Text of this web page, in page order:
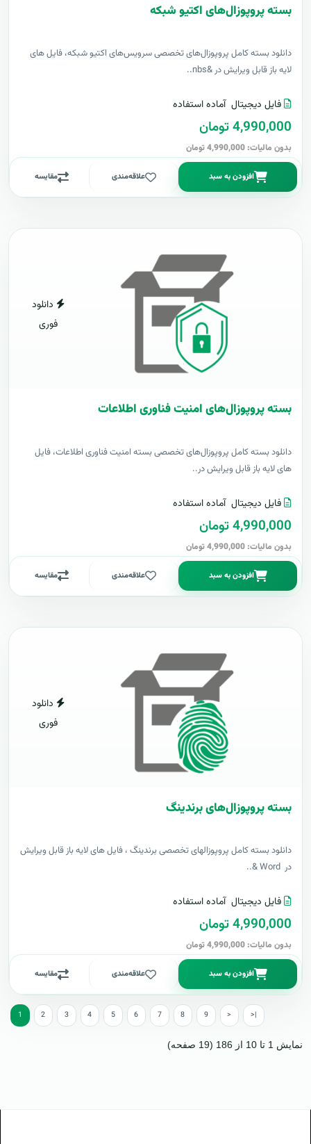
بسته پروپوزال‌های اکتیو شبکه
دانلود بسته کامل پروپوزال‌های تخصصی سرویس‌های اکتیو شبکه، فایل های
لایه باز قابل ویرایش در &nbs..
فایل دیجیتال آماده استفاده
4,990,000 تومان
بدون مالیات: 4,990,000 تومان
افزودن به سبد علاقه‌مندی مقایسه
دانلود
فوری
بسته پروپوزال‌های امنیت فناوری اطلاعات
دانلود بسته کامل پروپوزال‌های تخصصی بسته امنیت فناوری اطلاعات، فایل
های لایه باز قابل ویرایش در..
فایل دیجیتال آماده استفاده
4,990,000 تومان
بدون مالیات: 4,990,000 تومان
افزودن به سبد علاقه‌مندی مقایسه
دانلود
فوری
بسته پروپوزال‌های برندینگ
دانلود بسته کامل پروپوزالهای تخصصی برندینگ ، فایل های لایه باز قابل ویرایش
در Word &..
فایل دیجیتال آماده استفاده
4,990,000 تومان
بدون مالیات: 4,990,000 تومان
افزودن به سبد علاقه‌مندی مقایسه
1 2 3 4 5 6 7 8 9 > >|
نمایش 1 تا 10 از 186 (19 صفحه)